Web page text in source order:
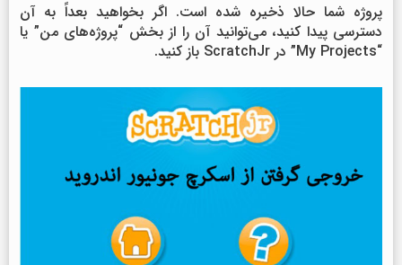
پروژه شما حالا ذخیره شده است. اگر بخواهید بعداً به آن
دسترسی پیدا کنید، می‌توانید آن را از بخش “پروژه‌های من” یا
“My Projects” در ScratchJr باز کنید.